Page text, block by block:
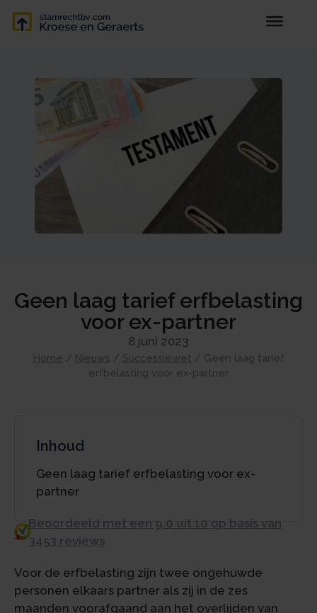
Geen laag tarief erfbelasting
voor ex-partner
8 juni 2023
Home / Nieuws / Successiewet / Geen laag tarief
erfbelasting voor ex-partner
Inhoud
Geen laag tarief erfbelasting voor ex-
partner
Beoordeeld met een 9.0 uit 10 op basis van
3453 reviews
Voor de erfbelasting zijn twee ongehuwde
personen elkaars partner als zij in de zes
maanden voorafgaand aan het overlijden van